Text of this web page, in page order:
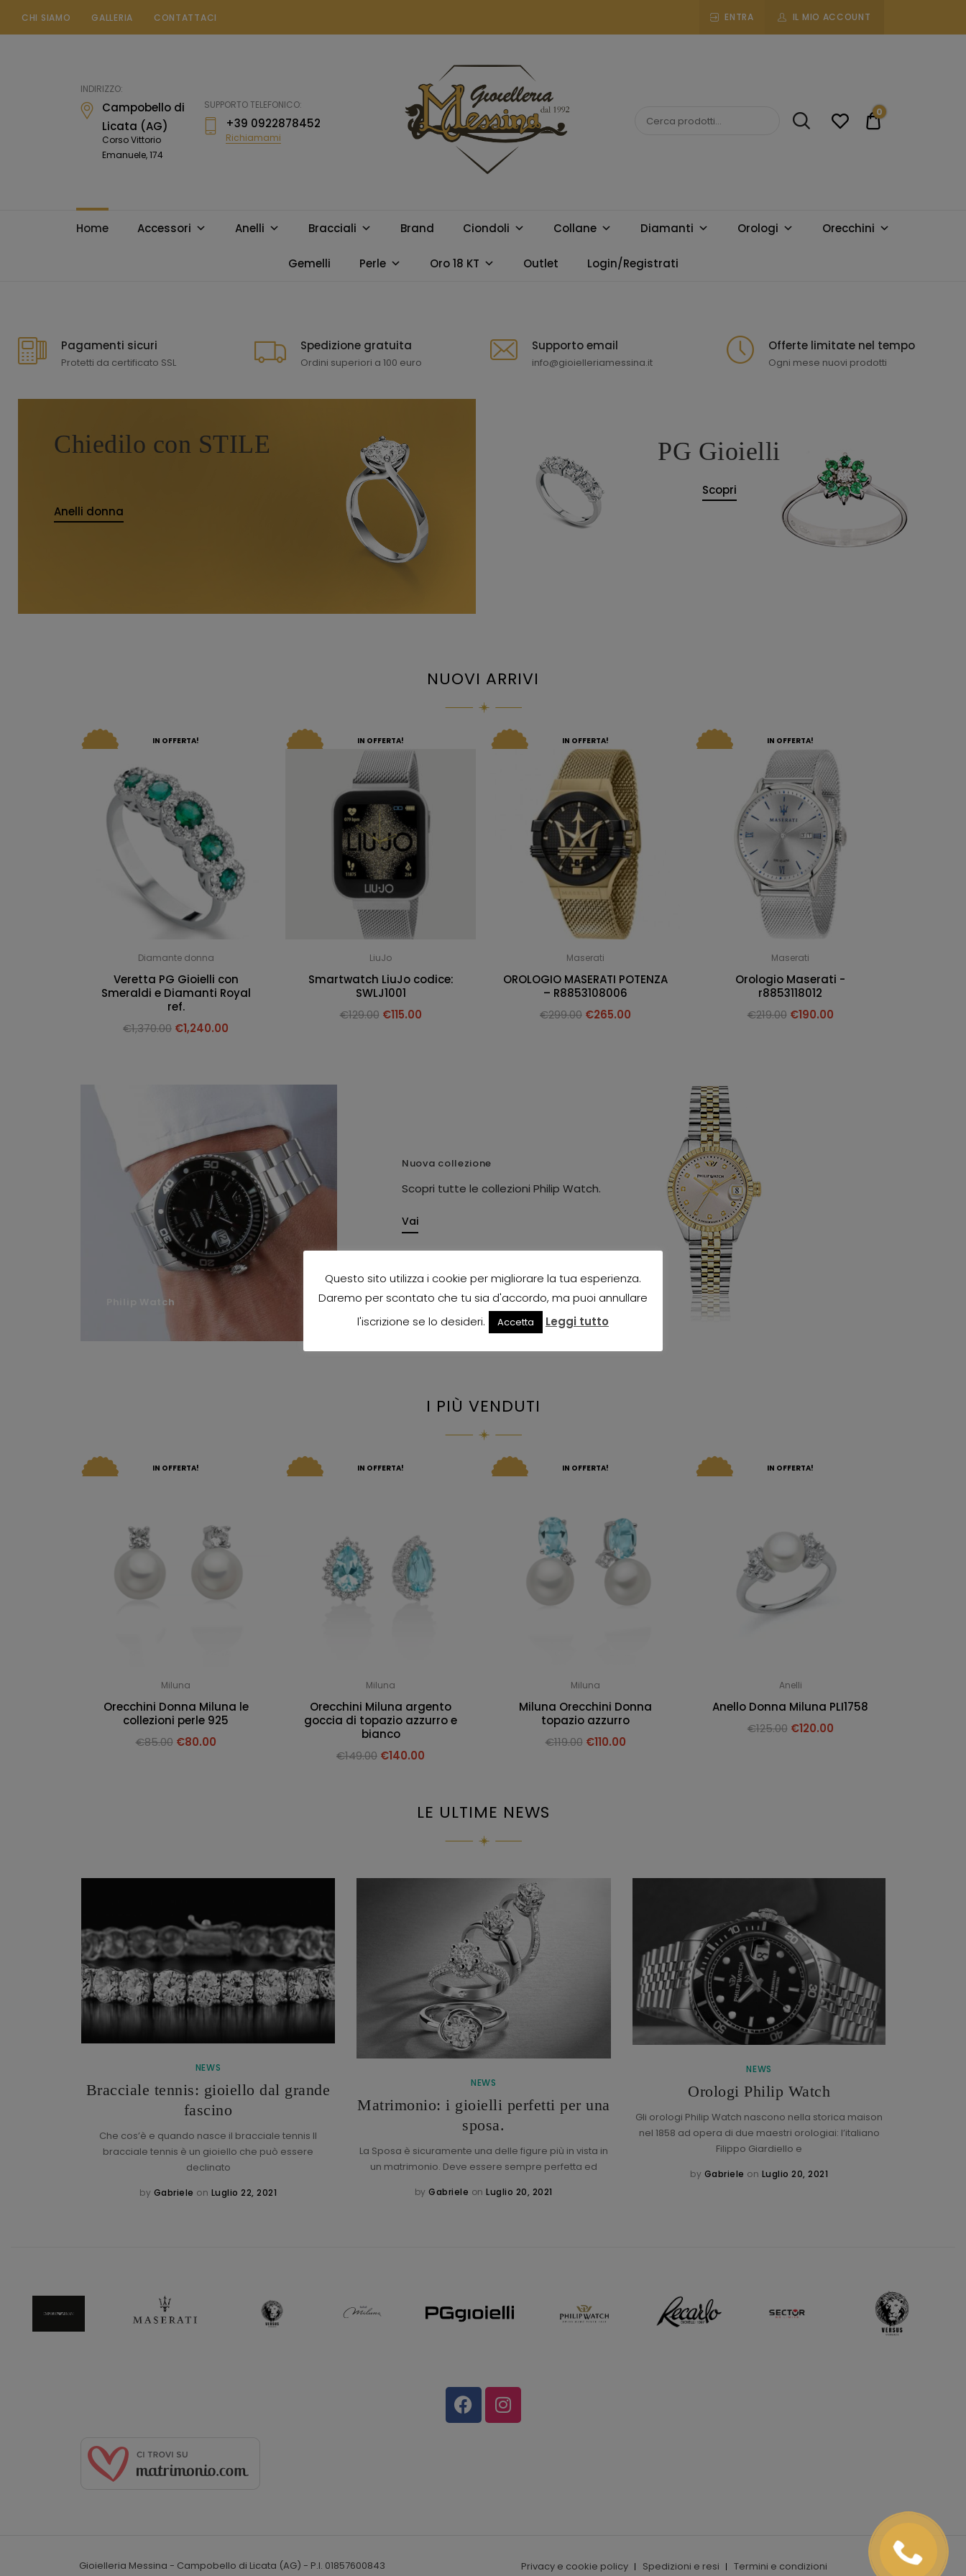
CHI SIAMO GALLERIA CONTATTACI ENTRA IL MIO ACCOUNT
INDIRIZZO:
Campobello di
Licata (AG)
Corso Vittorio
Emanuele, 174
SUPPORTO TELEFONICO:
+39 0922878452
Richiamami
MESSINA
CAMPOBELLO
migliori marchi.
€0.00
0
Home Accessori Anelli Bracciali Brand Ciondoli Collane Diamanti Orologi Orecchini
Gemelli Perle Oro 18 KT Outlet Login/Registrati
Pagamenti sicuri
Protetti da certificato SSL
Spedizione gratuita
Ordini superiori a 100 euro
Supporto email
info@gioielleriamessina.it
Offerte limitate nel tempo
Ogni mese nuovi prodotti
Chiedilo con STILE
Anelli donna
PG Gioielli
Scopri
NUOVI ARRIVI
IN OFFERTA!
Diamante donna
Veretta PG Gioielli con
Smeraldi e Diamanti Royal
ref.
€1,370.00 €1,240.00
IN OFFERTA!
LiuJo
Smartwatch LiuJo codice:
SWLJ1001
€129.00 €115.00
IN OFFERTA!
Maserati
OROLOGIO MASERATI POTENZA
– R8853108006
€299.00 €265.00
IN OFFERTA!
Maserati
Orologio Maserati -
r8853118012
€219.00 €190.00
Philip Watch
Nuova collezione
Scopri tutte le collezioni Philip Watch.
Vai
I PIÙ VENDUTI
IN OFFERTA!
Miluna
Orecchini Donna Miluna le
collezioni perle 925
€85.00 €80.00
IN OFFERTA!
Miluna
Orecchini Miluna argento
goccia di topazio azzurro e
bianco
€149.00 €140.00
IN OFFERTA!
Miluna
Miluna Orecchini Donna
topazio azzurro
€119.00 €110.00
IN OFFERTA!
Anelli
Anello Donna Miluna PLI1758
€125.00 €120.00
LE ULTIME NEWS
NEWS
Bracciale tennis: gioiello dal grande
fascino
Che cos’è e quando nasce il bracciale tennis Il
bracciale tennis è un gioiello che può essere
declinato
by Gabriele on Luglio 22, 2021
NEWS
Matrimonio: i gioielli perfetti per una
sposa.
La Sposa è sicuramente una delle figure più in vista in
un matrimonio. Deve essere sempre perfetta ed
byGabriele onLuglio 20, 2021
NEWS
Orologi Philip Watch
Gli orologi Philip Watch nascono nella storica maison
nel 1858 ad opera di due maestri orologiai: l’italiano
Filippo Giardiello e
by Gabriele on Luglio 20, 2021
Gioielleria Messina - Campobello di Licata (AG) - P.I. 01857600843
Privacy e cookie policy Spedizioni e resi Termini e condizioni
Questo sito utilizza i cookie per migliorare la tua esperienza.
Daremo per scontato che tu sia d'accordo, ma puoi annullare
l'iscrizione se lo desideri.
Accetta Leggi tutto